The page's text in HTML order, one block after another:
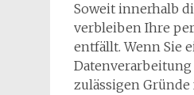
Soweit innerhalb
verbleiben Ihre
entfällt. Wenn Sie
zulässigen